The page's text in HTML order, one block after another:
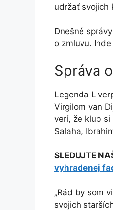
udržať svojich
Dnešné
o zmluvu.
Správa
Legenda
Virgilom van
verí, že klub
Salaha,
SLEDUJTE
vyhradenej
„Rád by som
svojich